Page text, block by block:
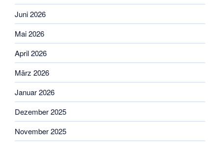
Juni 2026
Mai 2026
April 2026
März 2026
Januar 2026
Dezember 2025
November 2025